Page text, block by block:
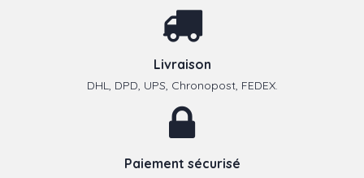
Livraison
DHL, DPD, UPS, Chronopost, FEDEX.
Paiement sécurisé